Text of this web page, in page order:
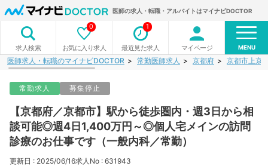
医師の求人・転職・アルバイトはマイナビDOCTOR
求人検索 お気に入り求人
0
最近見た求人
1
マイページ MENU
医師求人・転職のマイナビDOCTOR 常勤医師求人 京都府 京都市上京
常勤求人 募集停止
【京都府／京都市】駅から徒歩圏内・週3日から相
談可能◎週4日1,400万円～◎個人宅メインの訪問
診療のお仕事です（一般内科／常勤）
更新日 : 2025/06/16求人No : 631943